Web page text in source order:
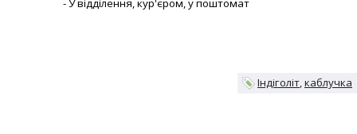
- У відділення, кур'єром, у поштомат
Індіголіт каблучка